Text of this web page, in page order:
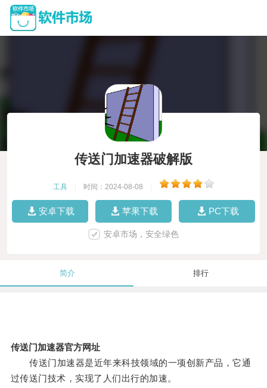
传送门加速器破解版
工具 时间：2024-08-08
安卓下载 苹果下载 PC下载
安卓市场，安全绿色
简介 排行
传送门加速器官方网址
传送门加速器是近年来科技领域的一项创新产品，它通
过传送门技术，实现了人们出行的加速。